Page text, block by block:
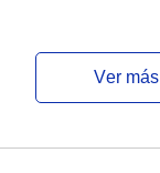
ver más